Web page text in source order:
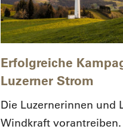
Erfolgreiche
Luzerner Strom
Die Luzernerinnen und
Windkraft